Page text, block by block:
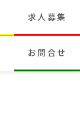
求人募集
お問合せ